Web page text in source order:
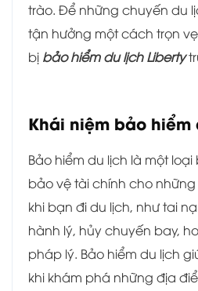
trào. Để những chuyến du
tận hưởng một cách trọn
bị bảo hiểm du lịch Liberty
Khái niệm bảo hiểm
Bảo hiểm du lịch là một
bảo vệ tài chính cho những
khi bạn đi du lịch, như tai
hành lý, hủy chuyến bay,
pháp lý. Bảo hiểm du lịch
khi khám phá những địa